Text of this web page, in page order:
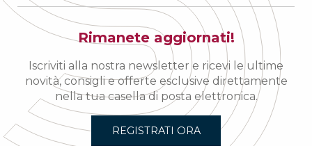
Rimanete aggiornati!
Iscriviti alla nostra newsletter e ricevi le ultime
novità, consigli e offerte esclusive direttamente
nella tua casella di posta elettronica.
REGISTRATI ORA